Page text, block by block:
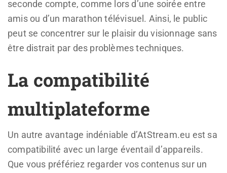
seconde compte, comme lors d’une soirée entre
amis ou d’un marathon télévisuel. Ainsi, le public
peut se concentrer sur le plaisir du visionnage sans
être distrait par des problèmes techniques.
La compatibilité
multiplateforme
Un autre avantage indéniable d’AtStream.eu est sa
compatibilité avec un large éventail d’appareils.
Que vous préfériez regarder vos contenus sur un